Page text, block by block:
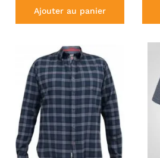
Ajouter au panier